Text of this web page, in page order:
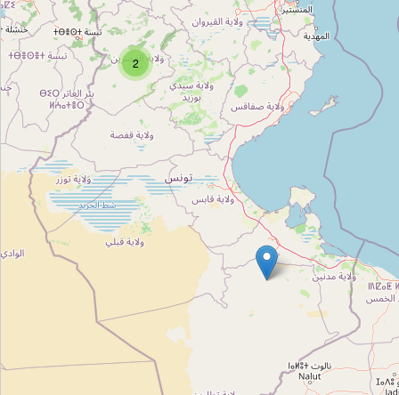
linda
Type:party
AMANI
Type:party
كراء لوازم أفراح
Type: party
كراء لوازم الأفراح
party
2